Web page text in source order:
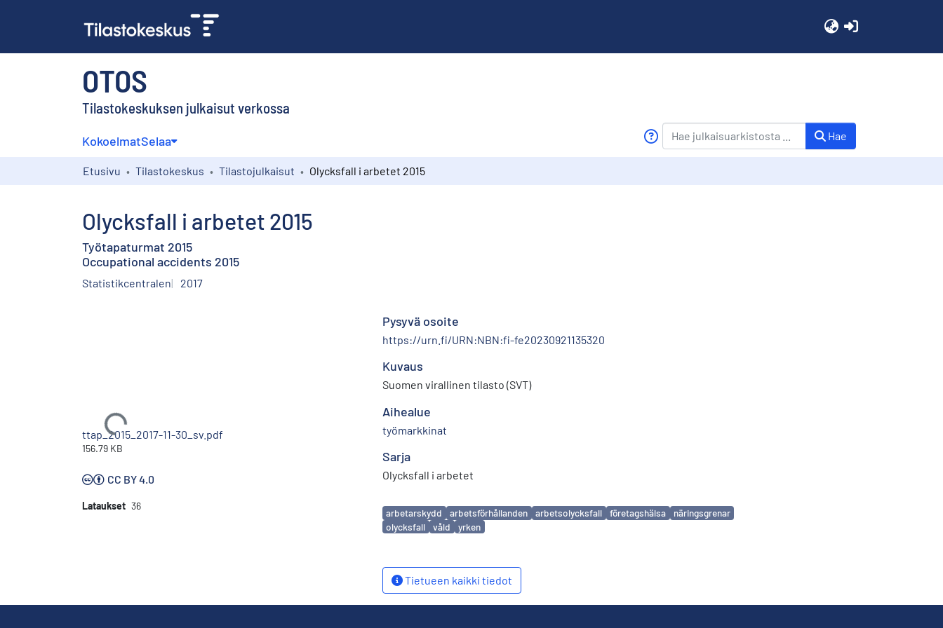
OTOS
Tilastokeskuksen julkaisut verkossa
KokoelmatSelaa Hae
Etusivu Tilastokeskus Tilastojulkaisut Olycksfall i arbetet 2015
Olycksfall i arbetet 2015
Työtapaturmat 2015
Occupational accidents 2015
Statistikcentralen 2017
Ladataan...
ttap_2015_2017-11-30_sv.pdf
156.79 KB
CC BY 4.0
Lataukset 36
Pysyvä osoite
https://urn.fi/URN:NBN:fi-fe20230921135320
Kuvaus
Suomen virallinen tilasto (SVT)
Aihealue
työmarkkinat
Sarja
Olycksfall i arbetet
Avainsanat
arbetarskydd arbetsförhållanden arbetsolycksfall företagshälsa
näringsgrenar
olycksfall
våld yrken
Tietueen kaikki tiedot